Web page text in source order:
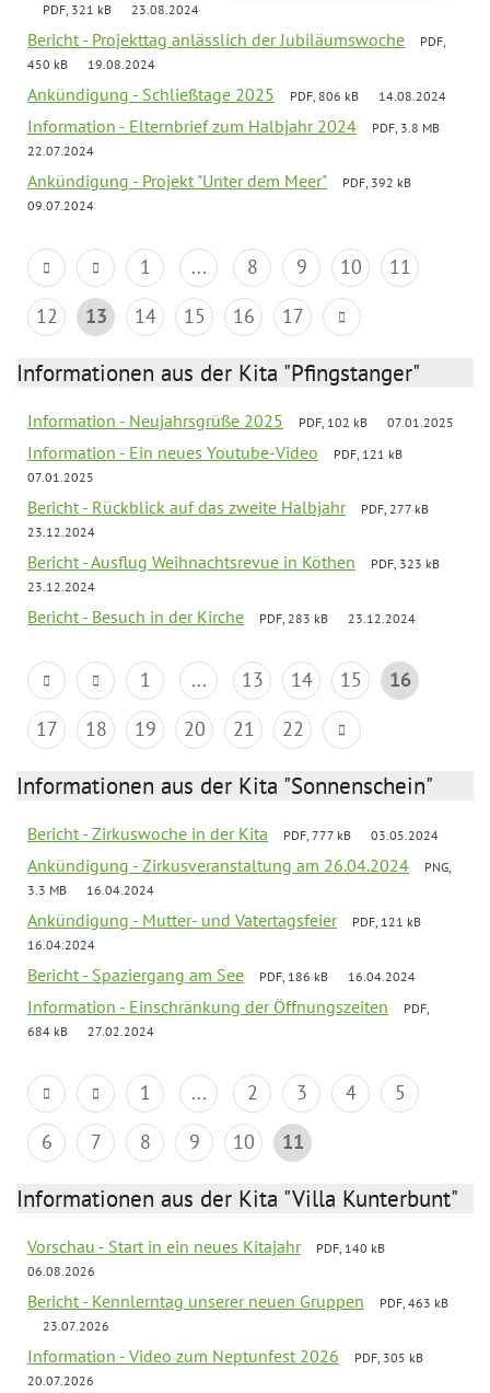
PDF, 321 kB 23.08.2024
Bericht - Projekttag anlässlich der Jubiläumswoche
PDF,
450 kB
19.08.2024
Ankündigung - Schließtage 2025 PDF, 806 kB 14.08.2024
Information - Elternbrief zum Halbjahr 2024
PDF, 3.8 MB
22.07.2024
Ankündigung - Projekt "Unter dem Meer"
PDF, 392 kB
09.07.2024
1 ... 8 9 10
11
12
13 14 15 16 17
Informationen aus der Kita "Pfingstanger"
Information - Neujahrsgrüße 2025 PDF, 102 kB 07.01.2025
Information - Ein neues Youtube-Video
PDF, 121 kB
07.01.2025
Bericht - Rückblick auf das zweite Halbjahr
PDF, 277 kB
23.12.2024
Bericht - Ausflug Weihnachtsrevue in Köthen
PDF, 323 kB
23.12.2024
Bericht - Besuch in der Kirche PDF, 283 kB 23.12.2024
1 ... 13 14 15
16
17
18 19 20 21 22
Informationen aus der Kita "Sonnenschein"
Bericht - Zirkuswoche in der Kita PDF, 777 kB 03.05.2024
Ankündigung - Zirkusveranstaltung am 26.04.2024
PNG,
3.3 MB
16.04.2024
Ankündigung - Mutter- und Vatertagsfeier
PDF, 121 kB
16.04.2024
Bericht - Spaziergang am See PDF, 186 kB 16.04.2024
Information - Einschränkung der Öffnungszeiten
PDF,
684 kB
27.02.2024
1 ... 2 3 4
5
6
7 8 9 10 11
Informationen aus der Kita "Villa Kunterbunt"
Vorschau - Start in ein neues Kitajahr
PDF, 140 kB
06.08.2026
Bericht - Kennlerntag unserer neuen Gruppen
PDF, 463 kB
23.07.2026
Information - Video zum Neptunfest 2026
PDF, 305 kB
20.07.2026